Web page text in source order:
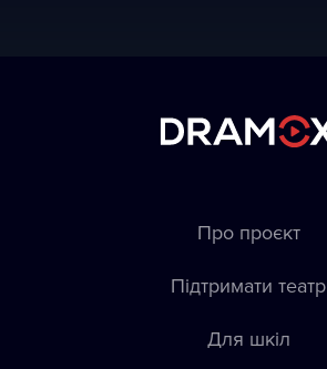
Про проєкт
Підтримати театр
Для шкіл